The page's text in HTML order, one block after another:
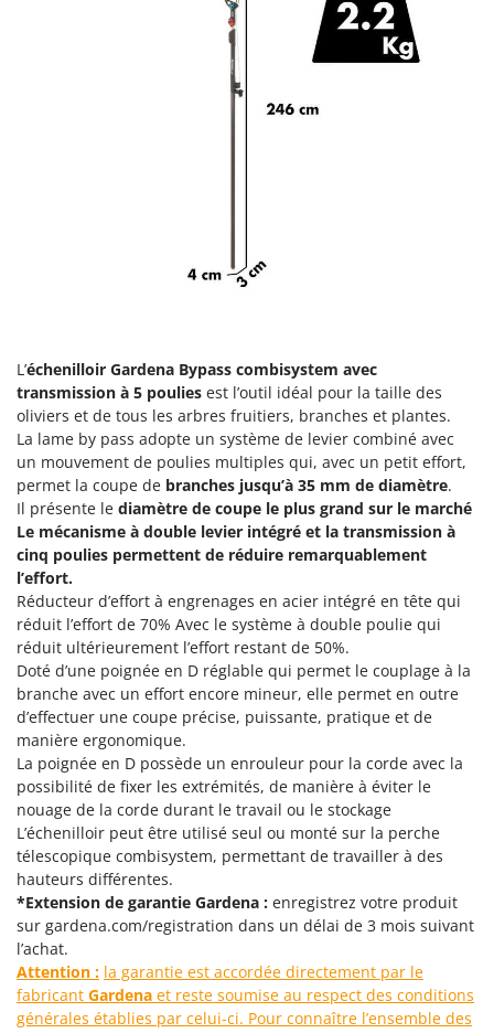
Filets pour la Récolte des olives
Filtres pour vin et huile
Fours électriques
Friteuses sans huile
G
Générateurs d'air chaud
Godets à terre basculants pour tracteur
Groupes électrogènes
Gyrobroyeurs à lame pour tracteur
H
Haches - Cognées et Hachettes
Hachoirs à viande
Herses à Dents
Herses Rotatives
L
Lames à neige
Lames niveleuses pour tracteur
Lave-vitres
Lieuses électriques pour vignes
M
Machines à pâtes
Machines pour la transformation des fruits
Diesse
Docma
Dominion
Dreame
E
EcoFlow
Edilmark
Effeuno
Einhell
Elegen
Energy Gruppi
Enotecnica Pillan
Eschenfelder
EuroMech
Eurosystems
F
FAC
Fama Industrie
Famag
Famur
L’échenilloir Gardena Bypass combisystem avec
transmission à 5 poulies est l’outil idéal pour la taille des
oliviers et de tous les arbres fruitiers, branches et plantes.
La lame by pass adopte un système de levier combiné avec
un mouvement de poulies multiples qui, avec un petit effort,
permet la coupe de branches jusqu’à 35 mm de diamètre.
Il présente le diamètre de coupe le plus grand sur le marché
Le mécanisme à double levier intégré et la transmission à
cinq poulies permettent de réduire remarquablement
l’effort.
Réducteur d’effort à engrenages en acier intégré en tête qui
réduit l’effort de 70% Avec le système à double poulie qui
réduit ultérieurement l’effort restant de 50%.
Doté d’une poignée en D réglable qui permet le couplage à la
branche avec un effort encore mineur, elle permet en outre
d’effectuer une coupe précise, puissante, pratique et de
manière ergonomique.
La poignée en D possède un enrouleur pour la corde avec la
possibilité de fixer les extrémités, de manière à éviter le
nouage de la corde durant le travail ou le stockage
L’échenilloir peut être utilisé seul ou monté sur la perche
télescopique combisystem, permettant de travailler à des
hauteurs différentes.
*Extension de garantie Gardena : enregistrez votre produit
sur gardena.com/registration dans un délai de 3 mois suivant
l’achat.
Attention : la garantie est accordée directement par le
fabricant Gardena et reste soumise au respect des conditions
générales établies par celui-ci. Pour connaître l’ensemble des